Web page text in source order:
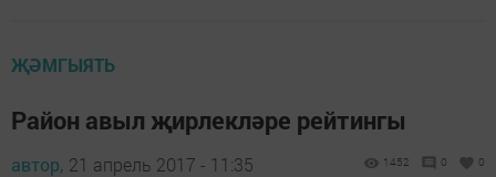
ҖӘМГЫЯТЬ
Район авыл җирлекләре рейтингы
автор, 21 апрель 2017 - 11:35 1452 0 0